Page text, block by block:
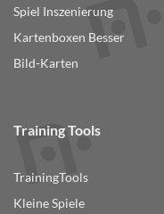
Spiel Inszenierung
Kartenboxen Besser
Bild-Karten
Training Tools
TrainingTools
Kleine Spiele